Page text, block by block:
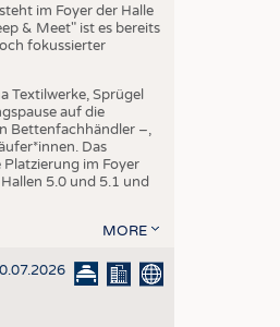
im Foyer der Halle
& Meet" ist es bereits
fokussierter
Textilwerke, Sprügel
auf die
Bettenfachhändler –,
Das
im Foyer
5.0 und 5.1 und
MORE